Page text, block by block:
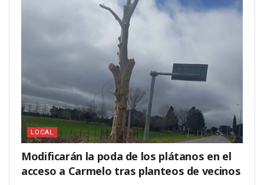
LOCAL
Modificarán la poda de los plátanos en el
acceso a Carmelo tras planteos de vecinos